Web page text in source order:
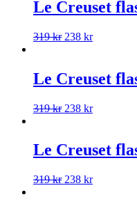
Le Creuset
319kr 238 kr
Le Creuset
319kr 238 kr
Le Creuset
319kr 238 kr